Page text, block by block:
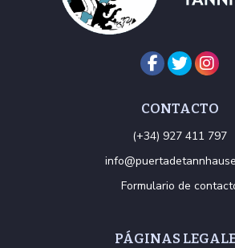
CONTACTO
(+34) 927 411 797
Formulario de
PÁGINAS